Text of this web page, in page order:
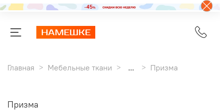
Главная Мебельные ткани ... Призма
Призма